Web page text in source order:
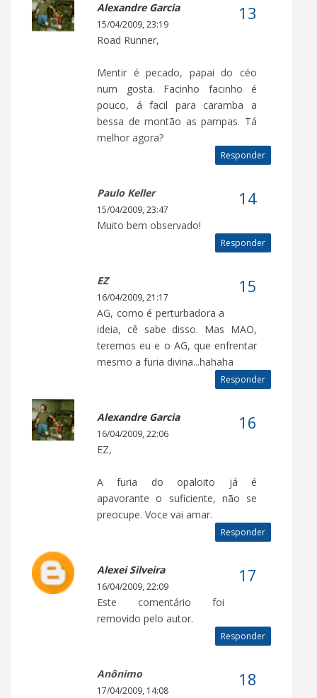
Alexandre Garcia
15/04/2009, 23:19
Road Runner,
Mentir é pecado, papai do céo
num gosta. Facinho facinho é
pouco, á facil para caramba a
bessa de montão as pampas. Tá
melhor agora?
Responder
Paulo Keller
15/04/2009, 23:47
Muito bem observado!
Responder
EZ
16/04/2009, 21:17
AG, como é perturbadora a
ideia, cê sabe disso. Mas MAO,
teremos eu e o AG, que enfrentar
mesmo a furia divina...hahaha
Responder
Alexandre Garcia
16/04/2009, 22:06
EZ,
A furia do opaloito já é
apavorante o suficiente, não se
preocupe. Voce vai amar.
Responder
Alexei Silveira
16/04/2009, 22:09
Este comentário foi
removido pelo autor.
Responder
Anônimo
17/04/2009, 14:08